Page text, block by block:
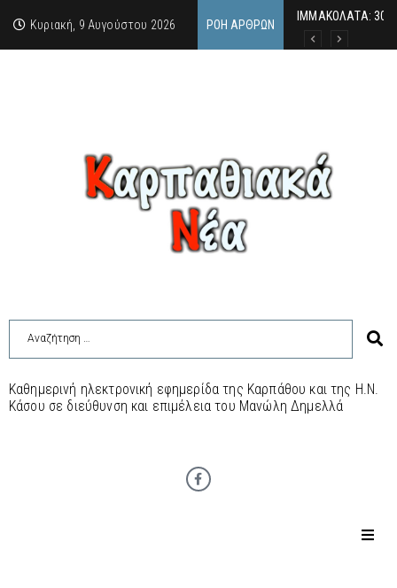
Κυριακή, 9 Αυγούστου 2026 ΡΟΉ ΆΡΘΡΩΝ
ΙΜΜΑΚΟΛΑΤΑ: 300
9 Αυγούστου 2026:
Μιχαέλα Σαρρή:
Καθημερινή ηλεκτρονική εφημερίδα της Καρπάθου και της Η.Ν.
Κάσου σε διεύθυνση και επιμέλεια του Μανώλη Δημελλά